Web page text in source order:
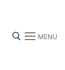
MENU